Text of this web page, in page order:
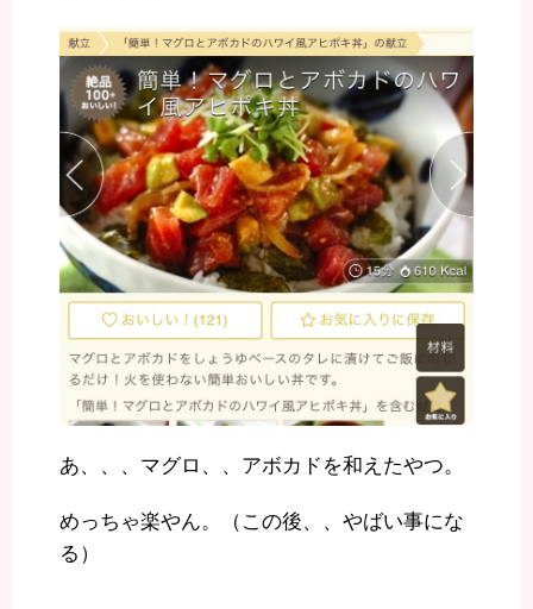
あ、、、マグロ、、アボカドを和えたやつ。
めっちゃ楽やん。（この後、、やばい事にな
る）